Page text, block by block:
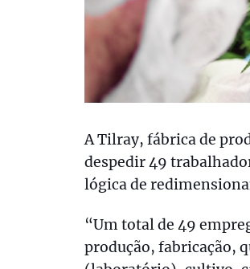
A Tilray, fábrica de
despedir 49
lógica de
“Um total de 49
produção, fabricação,